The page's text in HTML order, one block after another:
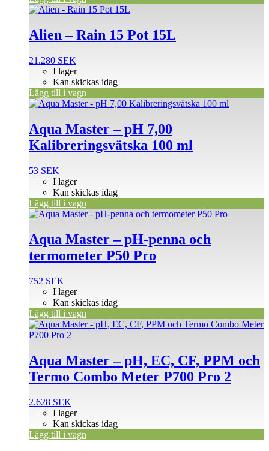
Alien – Rain 15 Pot 15L
21.280 SEK
I lager
Kan skickas idag
Lägg till i vagn
Aqua Master – pH 7,00
Kalibreringsvätska 100 ml
53 SEK
I lager
Kan skickas idag
Lägg till i vagn
Aqua Master – pH-penna och
termometer P50 Pro
752 SEK
I lager
Kan skickas idag
Lägg till i vagn
Aqua Master – pH, EC, CF, PPM och
Termo Combo Meter P700 Pro 2
2.628 SEK
I lager
Kan skickas idag
Lägg till i vagn